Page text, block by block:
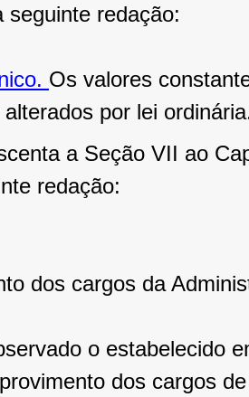
seguinte redação:
Os valores
por lei
a Seção VII ao
redação:
dos cargos da
o estabelecido
dos cargos